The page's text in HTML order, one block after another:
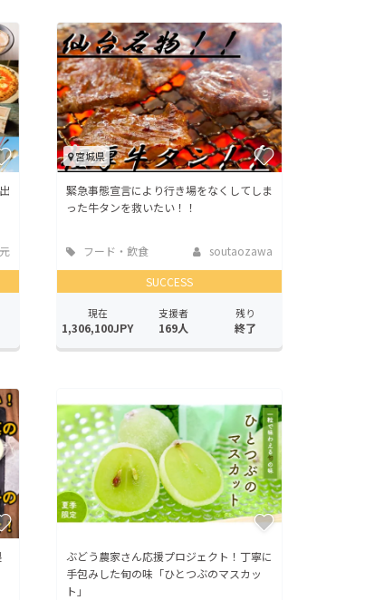
宮城県
緊急事態宣言により行き場をなくしてしま
った牛タンを救いたい！！
フード・飲食
soutaozawa
SUCCESS
現在
1,306,100JPY
支援者
169人
残り
終了
ぶどう農家さん応援プロジェクト！丁寧に
手包みした旬の味「ひとつぶのマスカッ
ト」